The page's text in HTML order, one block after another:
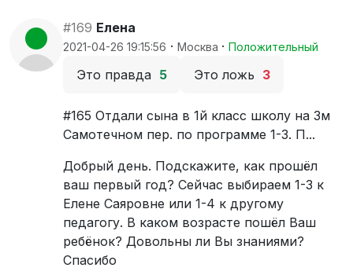
#169 Елена
2021-04-26 19:15:56 · Москва · Положительный
Это правда 5 Это ложь 3
#165 Отдали сына в 1й класс школу на 3м
Самотечном пер. по программе 1-3. П...
Добрый день. Подскажите, как прошёл
ваш первый год? Сейчас выбираем 1-3 к
Елене Саяровне или 1-4 к другому
педагогу. В каком возрасте пошёл Ваш
ребёнок? Довольны ли Вы знаниями?
Спасибо